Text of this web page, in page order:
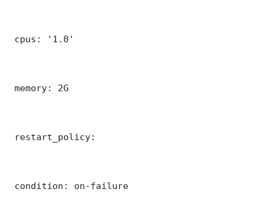
cpus: '1.0'
memory: 2G
restart_policy:
condition: on-failure